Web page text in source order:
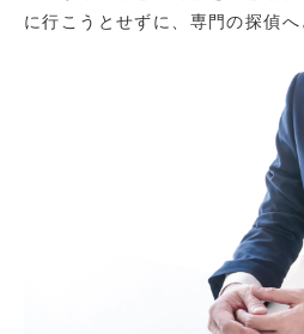
に行こうとせずに、専門の探偵へ